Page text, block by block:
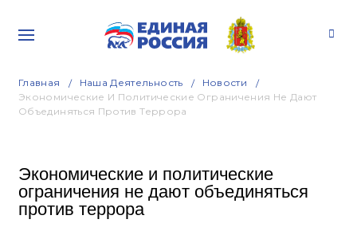
Главная Наша Деятельность
Новости
Экономические И Политические Ограничения Не Дают
Объединяться Против Террора
Экономические и политические
ограничения не дают объединяться
против террора